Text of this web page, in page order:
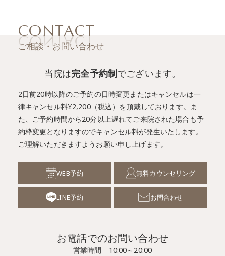
CONTACT
ご相談・お問い合わせ
当院は完全予約制でございます。
2日前20時以降のご予約の日時変更またはキャンセルは一
律キャンセル料¥2,200（税込）を頂戴しております。 ま
た、ご予約時間から20分以上遅れてご来院された場合も予
約枠変更となりますのでキャンセル料が発生いたします。
ご理解いただきますようお願い申し上げます。
WEB予約 無料カウンセリング
LINE予約 お問合わせ
お電話でのお問い合わせ
営業時間 10:00～20:00